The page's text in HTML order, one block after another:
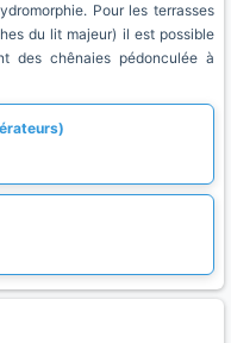
Pour les terrasses
du lit majeur) il est possible
des chênaies pédonculée à